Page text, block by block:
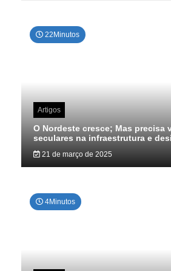
22Minutos
Artigos
O Nordeste cresce; Mas precisa
seculares na infraestrutura e
21 de março de 2025
4Minutos